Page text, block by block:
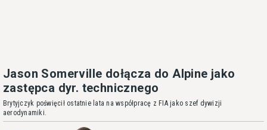
Jason Somerville dołącza do Alpine jako
zastępca dyr. technicznego
Brytyjczyk poświęcił ostatnie lata na współpracę z FIA jako szef dywizji
aerodynamiki.